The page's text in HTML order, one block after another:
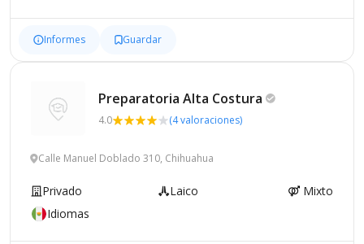
Informes Guardar
Preparatoria Alta Costura
4.0 (4 valoraciones)
Calle Manuel Doblado 310, Chihuahua
Privado Laico
Mixto
Idiomas